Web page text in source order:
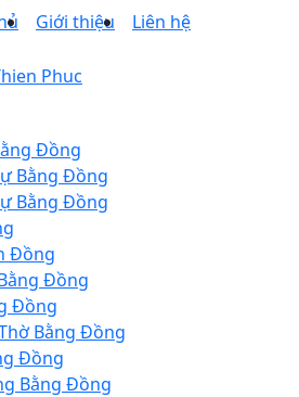
Giới thiệu Liên hệ
Đồng
Bằng Đồng
Bằng Đồng
Đồng
Đồng
Đồng
Bằng Đồng
Đồng
Bằng Đồng